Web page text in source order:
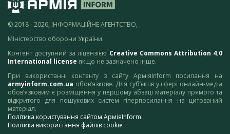
© 2018 - 2026, ІНФОРМАЦІЙНЕ АГЕНТСТВО,
Міністерство оборони України
Контент доступний за ліцензією Creative Commons Attribution 4.0
International license якщо не зазначено інше.
При використанні контенту з сайту АрміяInform посилання на
armyinform.com.ua обов’язкове. Для суб’єктів у сфері онлайн-медіа
обов’язковим є розміщення у першому абзаці матеріалу прямого та
відкритого для пошукових систем гіперпосилання на цитований
матеріал.
Політика користування сайтом АрміяInform
Політика використання файлів cookie